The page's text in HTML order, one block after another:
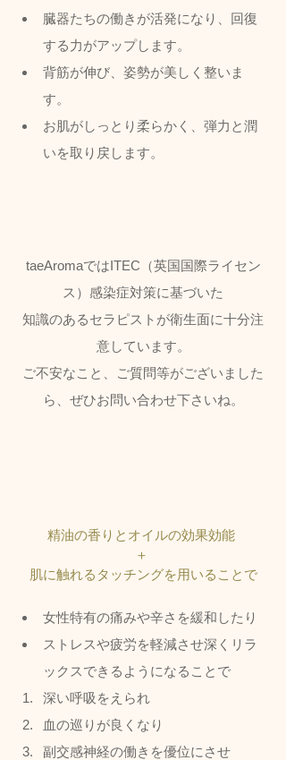
臓器たちの働きが活発になり、回復
する力がアップします。
​背筋が伸び、姿勢が美しく整いま
す。
お肌がしっとり柔らかく、弾力と潤
いを取り戻します。
taeAromaではITEC（英国国際ライセン
ス）感染症対策に基づいた
知識のあるセラピストが衛生面に十分注
意しています。
ご不安なこと、ご質問等がございました
ら、ぜひお問い合わせ下さいね。
精油の香りとオイルの効果効能
＋
肌に触れるタッチングを用いることで
女性特有の痛みや辛さを緩和したり
ストレスや疲労を軽減させ深くリラ
ックスできるようになることで
深い呼吸をえられ
血の巡りが良くなり
副交感神経の働きを優位にさせ